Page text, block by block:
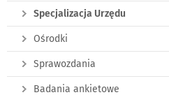
Specjalizacja Urzędu
Ośrodki
Sprawozdania
Badania ankietowe